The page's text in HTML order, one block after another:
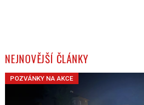
NEJNOVĚJŠÍ ČLÁNKY
POZVÁNKY NA AKCE